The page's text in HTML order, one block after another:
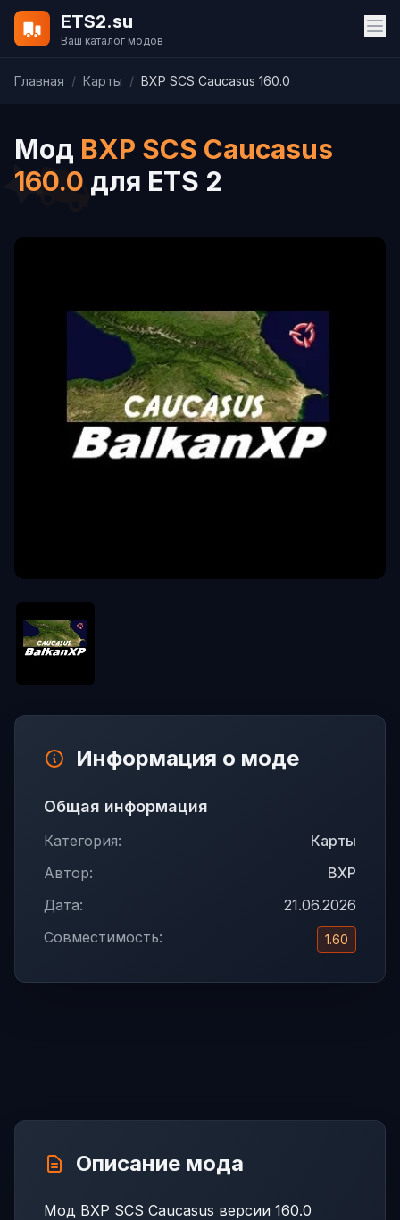
ETS2.su
Ваш каталог модов
Главная / Карты / BXP SCS Caucasus 160.0
Мод BXP SCS Caucasus
160.0 для ETS 2
Информация о моде
Общая информация
Категория:
Карты
Автор:
BXP
Дата:
21.06.2026
Совместимость:
1.60
Описание мода
Мод BXP SCS Caucasus версии 160.0